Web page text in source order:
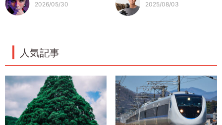
2026/05/30
2025/08/03
人気記事